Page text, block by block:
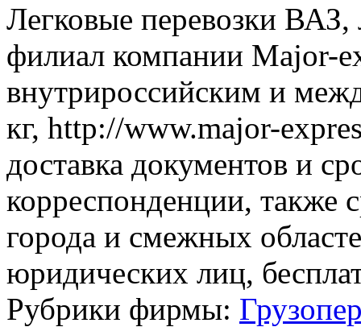
Легковые перевозки
филиал компании Major-
внутрироссийским и
кг, http://www.major-
доставка документов и
корреспонденции, также
города и смежных
юридических лиц,
Рубрики фирмы: